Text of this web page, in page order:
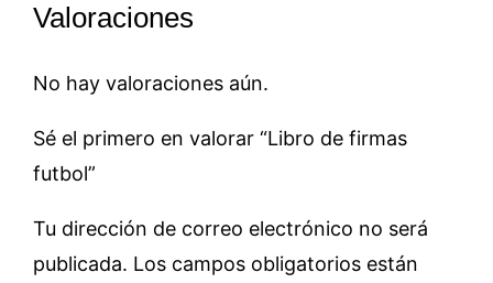
Valoraciones
No hay valoraciones aún.
Sé el primero en valorar “Libro de firmas
futbol”
Tu dirección de correo electrónico no será
publicada. Los campos obligatorios están